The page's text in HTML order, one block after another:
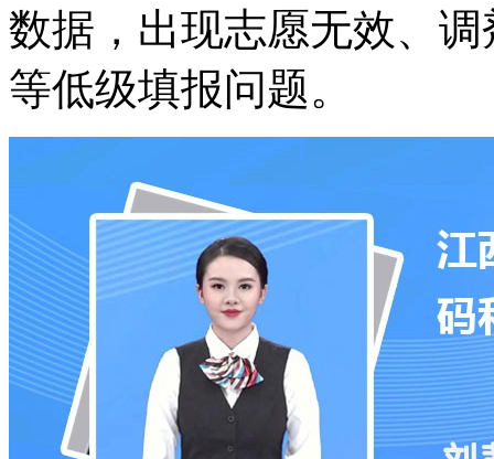
数据，出现志愿无效、
等低级填报问题。